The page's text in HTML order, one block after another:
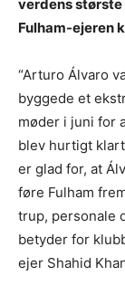
verdens største
Fulham-ejeren
“Arturo Álvaro
byggede et
møder i juni for
blev hurtigt
er glad for, at
føre Fulham
trup, personale
betyder for
ejer Shahid